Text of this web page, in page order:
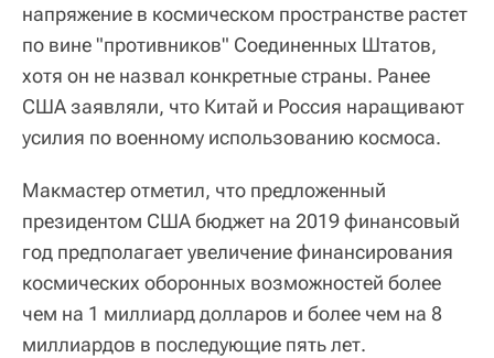
напряжение в космическом пространстве растет
по вине "противников" Соединенных Штатов,
хотя он не назвал конкретные страны. Ранее
США заявляли, что Китай и Россия наращивают
усилия по военному использованию космоса.
Макмастер отметил, что предложенный
президентом США бюджет на 2019 финансовый
год предполагает увеличение финансирования
космических оборонных возможностей более
чем на 1 миллиард долларов и более чем на 8
миллиардов в последующие пять лет.